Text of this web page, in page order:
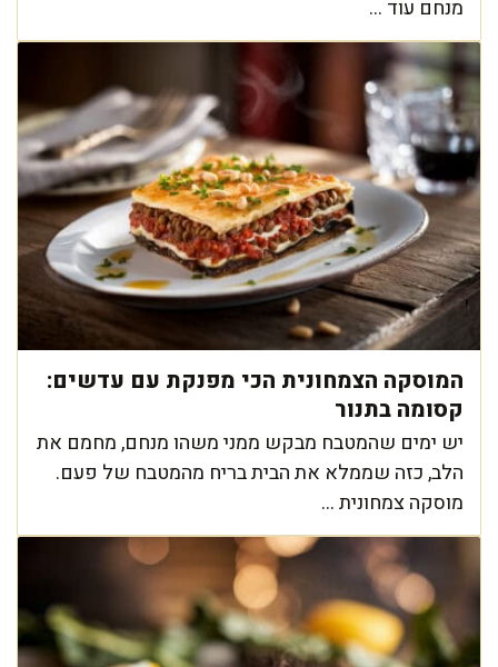
מנחם עוד ...
המוסקה הצמחונית הכי מפנקת עם עדשים:
קסומה בתנור
יש ימים שהמטבח מבקש ממני משהו מנחם, מחמם את
הלב, כזה שממלא את הבית בריח מהמטבח של פעם.
מוסקה צמחונית ...